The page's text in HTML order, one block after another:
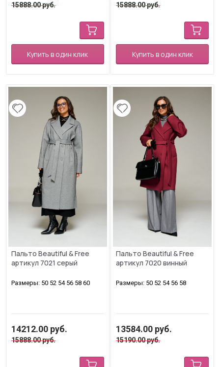
15888.00руб.
Купить в один клик
15888.00руб.
Купить в один клик
Пальто Beautiful & Free
артикул 7021 серый
Размеры: 50 52 54 56 58 60
14212.00 руб.
15888.00руб.
Пальто Beautiful & Free
артикул 7020 винный
Размеры: 50 52 54 56 58
13584.00 руб.
15190.00руб.